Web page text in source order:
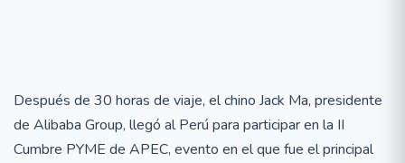
Después de 30 horas de viaje, el chino Jack Ma, presidente
de Alibaba Group, llegó al Perú para participar en la II
Cumbre PYME de APEC, evento en el que fue el principal